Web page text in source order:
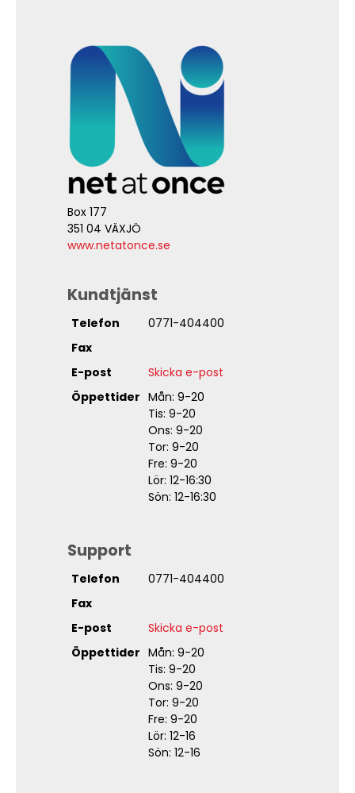
Box 177
351 04 VÄXJÖ
www.netatonce.se
Kundtjänst
Telefon
0771-404400
Fax
E-post
Skicka e-post
Öppettider Mån: 9-20
Tis: 9-20
Ons: 9-20
Tor: 9-20
Fre: 9-20
Lör: 12-16:30
Sön: 12-16:30
Support
Telefon
0771-404400
Fax
E-post
Skicka e-post
Öppettider Mån: 9-20
Tis: 9-20
Ons: 9-20
Tor: 9-20
Fre: 9-20
Lör: 12-16
Sön: 12-16